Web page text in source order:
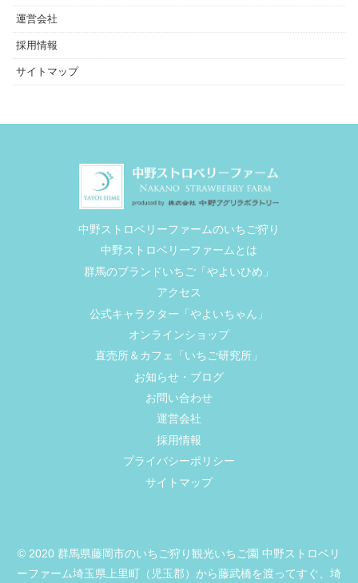
運営会社
採用情報
サイトマップ
中野ストロベリーファームのいちご狩り
中野ストロベリーファームとは
群馬のブランドいちご「やよいひめ」
アクセス
公式キャラクター「やよいちゃん」
オンラインショップ
直売所＆カフェ「いちご研究所」
お知らせ・ブログ
お問い合わせ
運営会社
採用情報
プライバシーポリシー
サイトマップ
© 2020 群馬県藤岡市のいちご狩り観光いちご園 中野ストロベリ
ーファーム埼玉県上里町（児玉郡）から藤武橋を渡ってすぐ、埼